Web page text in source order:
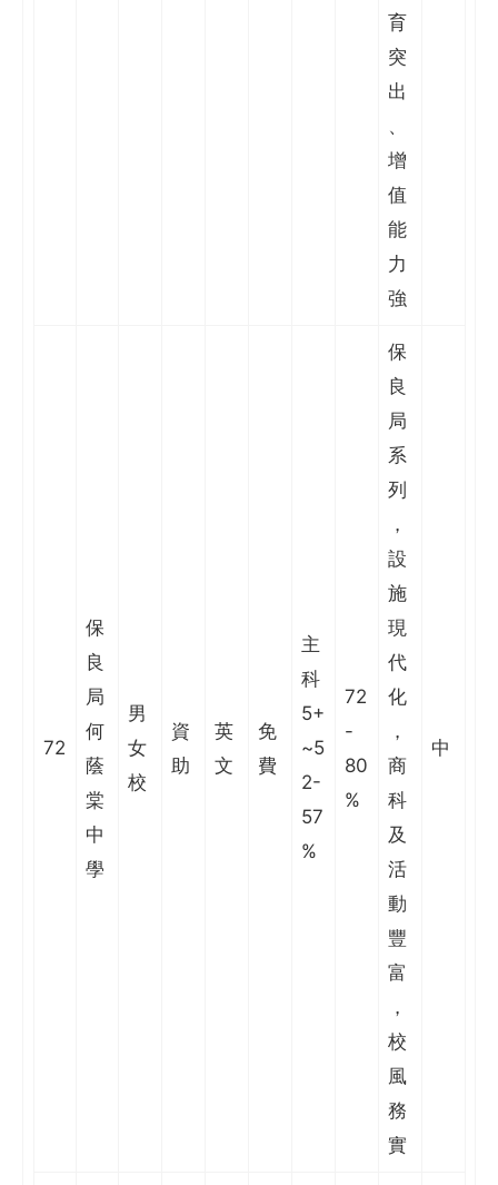
育
突
出
、
增
值
能
力
強
72
保
良
局
何
蔭
棠
中
學
男
女
校
資
助
英
文
免
費
主
科
5+
~5
2-
57
%
72
-
80
%
保
良
局
系
列
，
設
施
現
代
化
，
商
科
及
活
動
豐
富
，
校
風
務
實
中